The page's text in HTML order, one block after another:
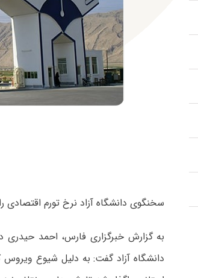
سخنگوی دانشگاه آزاد نرخ تورم
به گزارش خبرگزاری فارس، احمد
دانشگاه آزاد گفت: به دلیل شیوع